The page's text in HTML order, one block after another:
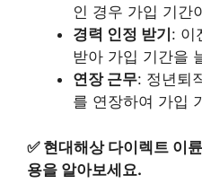
인 경우 가입 기간
경력 인정 받기 : 이
받아 가입 기간을
연장 근무: 정년퇴
를 연장하여 가입
✅ 현대해상 다이렉트 이
용을 알아보세요.